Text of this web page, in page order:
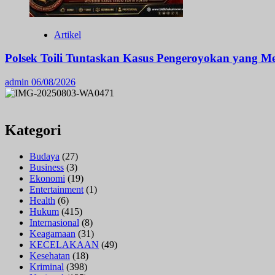
Artikel
Polsek Toili Tuntaskan Kasus Pengeroyokan yang
admin 06/08/2026
Kategori
Budaya (27)
Business (3)
Ekonomi (19)
Entertainment (1)
Health (6)
Hukum (415)
Internasional (8)
Keagamaan (31)
KECELAKAAN (49)
Kesehatan (18)
Kriminal (398)